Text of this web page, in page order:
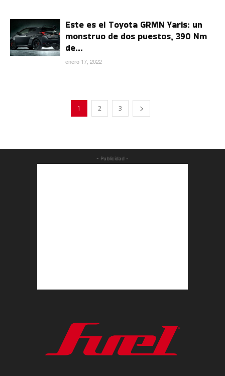
Este es el Toyota GRMN Yaris: un
monstruo de dos puestos, 390 Nm
de...
enero 17, 2022
1 2 3
- Publicidad -